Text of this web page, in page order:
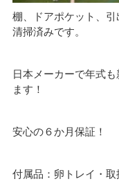
棚、ドアポケット、
清掃済みです。
日本メーカーで年式
ます！
安心の６か月保証！
付属品：卵トレイ・取